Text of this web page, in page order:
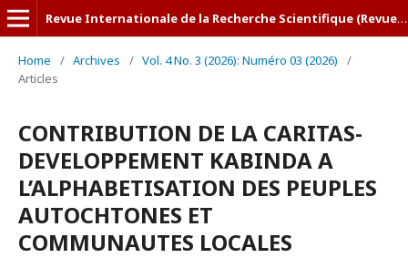
Revue Internationale de la Recherche Scientifique (Revue-IRS)
Home / Archives / Vol. 4 No. 3 (2026): Numéro 03 (2026)
/
Articles
CONTRIBUTION DE LA CARITAS-
DEVELOPPEMENT KABINDA A
L’ALPHABETISATION DES PEUPLES
AUTOCHTONES ET
COMMUNAUTES LOCALES